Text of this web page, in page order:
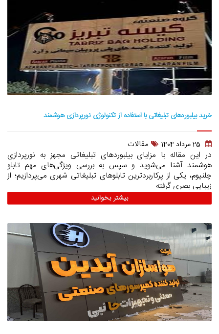
خرید بیلبوردهای تبلیغاتی با استفاده از تکنولوژی نورپردازی هوشمند
25 مرداد 1404
مقالات
در این مقاله با مزایای بیلبوردهای تبلیغاتی مجهز به نورپردازی
هوشمند آشنا می‌شوید و سپس به بررسی ویژگی‌های مهم تابلو
چلنیوم، یکی از پرکاربردترین تابلوهای تبلیغاتی شهری می‌پردازیم؛ از
زیبایی بصری گرفته
بیشتر بخوانید